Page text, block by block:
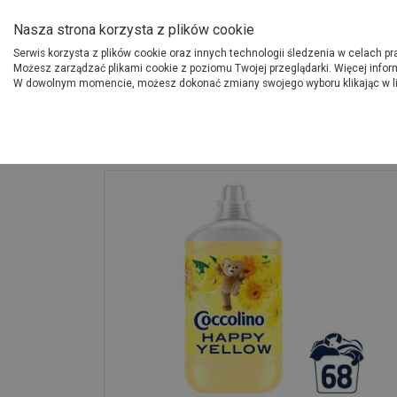
Produkty
O Grupie PSB
Nasza strona korzysta z plików cookie
Serwis korzysta z plików cookie oraz innych technologii śledzenia w celach
Możesz zarządzać plikami cookie z poziomu Twojej przeglądarki. Więcej
W dowolnym momencie, możesz dokonać zmiany swojego wyboru klikając w